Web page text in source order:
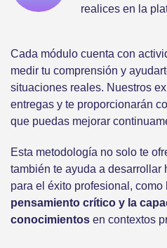
realices en la
Cada módulo cuenta con
medir tu comprensión y
situaciones reales. Nuestros
entregas y te proporcionarán
que puedas mejorar
Esta metodología no solo te
también te ayuda a
para el éxito profesional, como
pensamiento crítico y la
conocimientos en contextos